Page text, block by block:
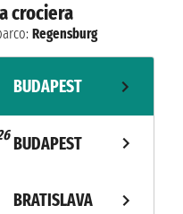
crociera
Regensburg
BUDAPEST
BUDAPEST
BRATISLAVA